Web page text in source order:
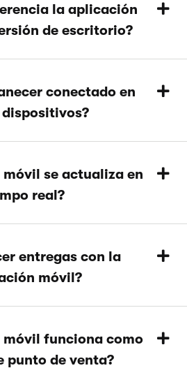
la aplicación
de escritorio?
conectado en
se actualiza en
real?
entregas con la
móvil?
funciona como
punto de venta?